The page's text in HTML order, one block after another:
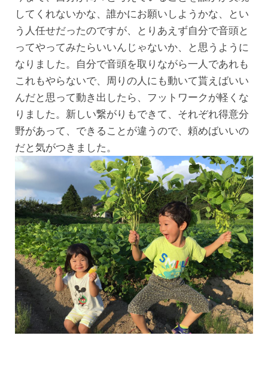
してくれないかな、誰かにお願いしようかな、とい
う人任せだったのですが、とりあえず自分で音頭と
ってやってみたらいいんじゃないか、と思うように
なりました。自分で音頭を取りながら一人であれも
これもやらないで、周りの人にも動いて貰えばいい
んだと思って動き出したら、フットワークが軽くな
りました。新しい繋がりもできて、それぞれ得意分
野があって、できることが違うので、頼めばいいの
だと気がつきました。